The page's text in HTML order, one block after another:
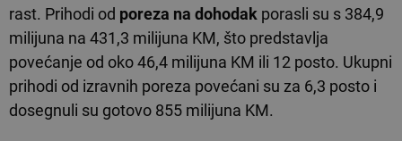
rast. Prihodi od poreza na dohodak porasli su s 384,9
milijuna na 431,3 milijuna KM, što predstavlja
povećanje od oko 46,4 milijuna KM ili 12 posto. Ukupni
prihodi od izravnih poreza povećani su za 6,3 posto i
dosegnuli su gotovo 855 milijuna KM.